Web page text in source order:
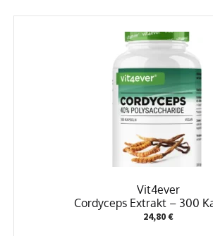
Vit4ever
Cordyceps Extrakt – 300
24,80€